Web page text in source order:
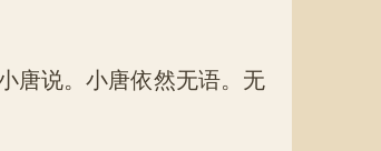
唐说。小唐依然无语。无